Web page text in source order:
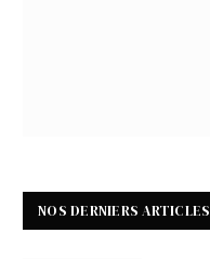
NOS DERNIERS ARTICLES